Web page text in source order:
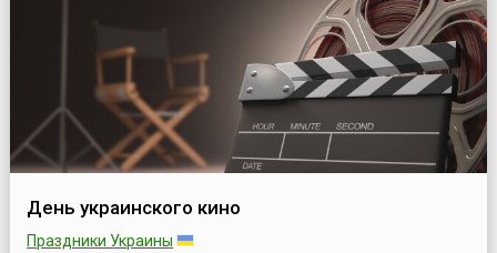
День украинского кино
Праздники Украины